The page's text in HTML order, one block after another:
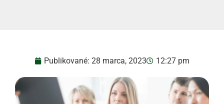
Publikované: 28 marca, 2023 12:27 pm